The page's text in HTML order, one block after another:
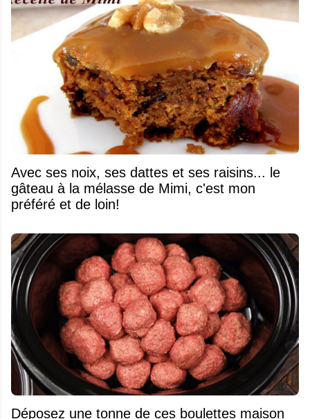
Avec ses noix, ses dattes et ses raisins... le
gâteau à la mélasse de Mimi, c'est mon
préféré et de loin!
Déposez une tonne de ces boulettes maison